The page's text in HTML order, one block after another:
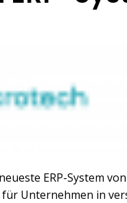
ERP-System
Unternehmen in